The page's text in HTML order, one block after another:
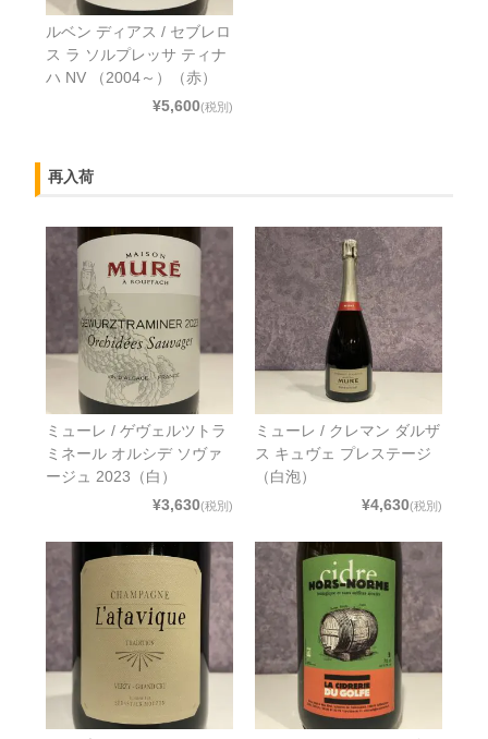
ルベン ディアス / セブレロ
ス ラ ソルプレッサ ティナ
ハ NV （2004～）（赤）
¥5,600(税別)
再入荷
ミューレ / ゲヴェルツトラ
ミネール オルシデ ソヴァ
ージュ 2023（白）
¥3,630(税別)
ミューレ / クレマン ダルザ
ス キュヴェ プレステージ
（白泡）
¥4,630(税別)